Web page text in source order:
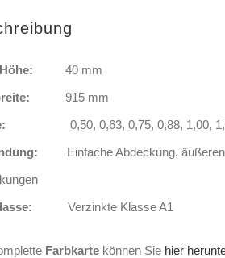
40 mm
915 mm
0,50, 0,63, 0,75, 0,88, 1,00,
Einfache Abdeckung,
Verzinkte Klasse A1
Farbkarte können Sie hier